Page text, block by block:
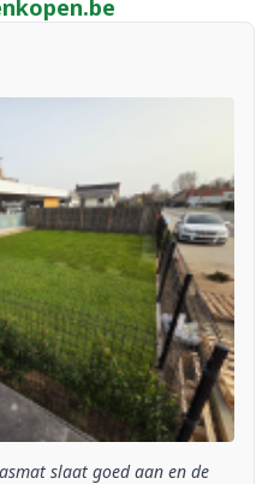
slaat goed aan en de